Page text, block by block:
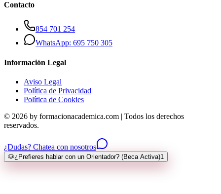
Contacto
854 701 254
WhatsApp: 695 750 305
Información Legal
Aviso Legal
Política de Privacidad
Política de Cookies
© 2026 by formacionacademica.com | Todos los derechos
reservados.
¿Dudas? Chatea con nosotros
🐶¿Prefieres hablar con un Orientador? (Beca Activa)1